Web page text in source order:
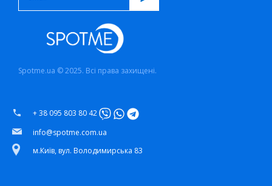
Spotme.ua © 2025. Всі права захищені.
+ 38 095 803 80 42
info@spotme.com.ua
м.Київ, вул. Володимирська 83